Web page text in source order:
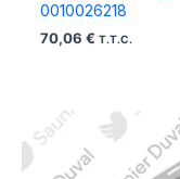
0010026218
70,06 € T.T.C.